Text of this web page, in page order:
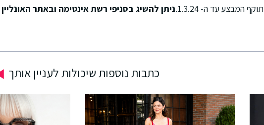
תוקף המבצע עד ה- 1.3.24.
ניתן להשיג בסניפי רשת אינטימה ובאתר האונליין
כתבות נוספות שיכולות לעניין אותך